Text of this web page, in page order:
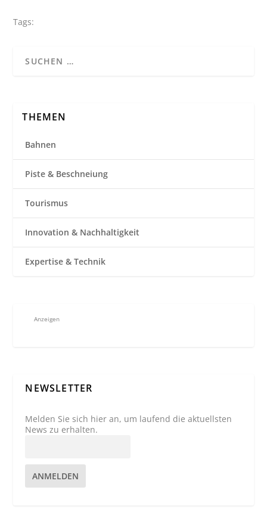
Tags:
THEMEN
Bahnen
Piste & Beschneiung
Tourismus
Innovation & Nachhaltigkeit
Expertise & Technik
Anzeigen
NEWSLETTER
Melden Sie sich hier an, um laufend die aktuellsten
News zu erhalten.
ANMELDEN